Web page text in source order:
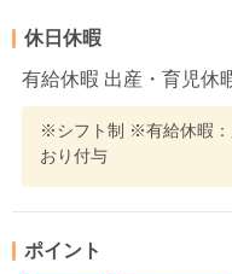
休日休暇
有給休暇 出産・育児休
※シフト制 ※有給休暇：
おり付与
ポイント